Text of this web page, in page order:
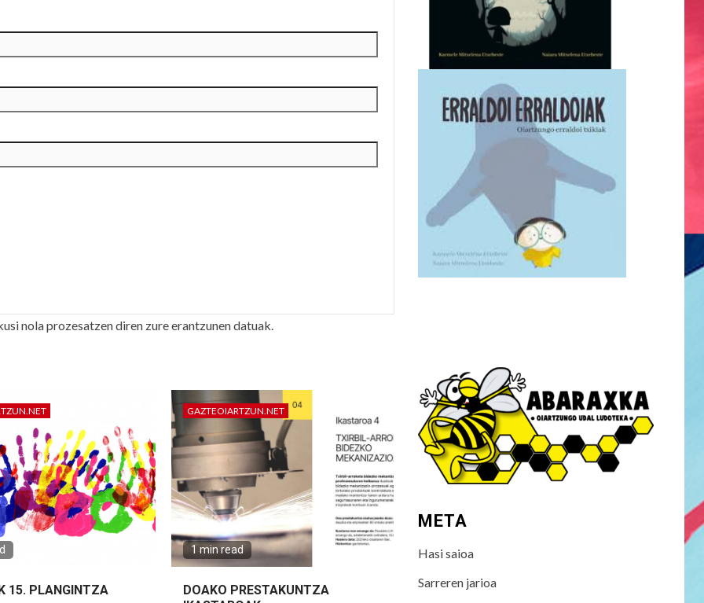
nola prozesatzen diren zure erantzunen datuak.
15. PLANGINTZA
GAZTEOIARTZUN.NET
1 min read
DOAKO PRESTAKUNTZA
META
Hasi saioa
Sarreren jarioa